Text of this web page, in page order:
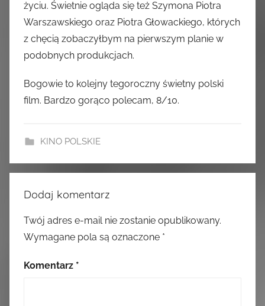
życiu. Świetnie ogląda się też Szymona Piotra
Warszawskiego oraz Piotra Głowackiego, których
z chęcią zobaczyłbym na pierwszym planie w
podobnych produkcjach.
Bogowie to kolejny tegoroczny świetny polski
film. Bardzo gorąco polecam, 8/10.
KINO POLSKIE
Dodaj komentarz
Twój adres e-mail nie zostanie opublikowany.
Wymagane pola są oznaczone *
Komentarz *